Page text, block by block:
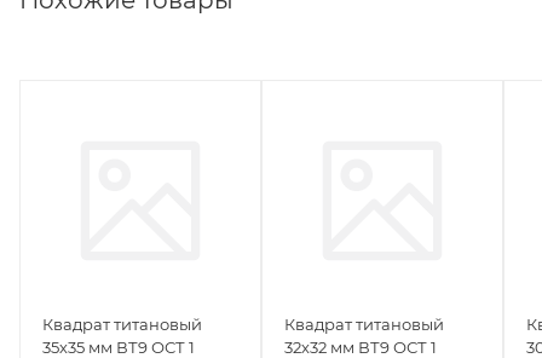
Квадрат титановый
35х35 мм ВТ9 ОСТ 1
Квадрат титановый
32х32 мм ВТ9 ОСТ 1